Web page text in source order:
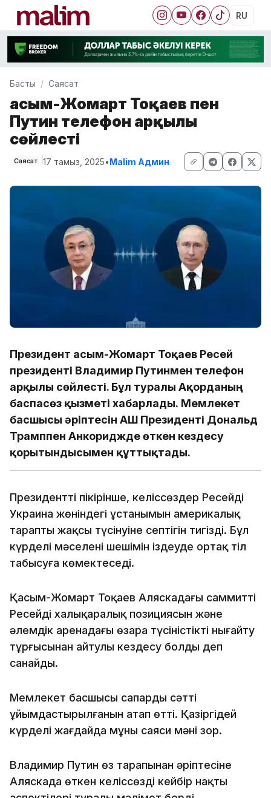
RU
Басты Саясат
Қасым-Жомарт Тоқаев пен
Путин телефон арқылы
сөйлесті
Саясат 17 тамыз, 2025•Malim Админ
Президент Қасым-Жомарт Тоқаев Ресей
президенті Владимир Путинмен телефон
арқылы сөйлесті. Бұл туралы Ақорданың
баспасөз қызметі хабарлады. Мемлекет
басшысы әріптесін АҚШ Президенті Дональд
Трамппен Анкориджде өткен кездесу
қорытындысымен құттықтады.
Президенттің пікірінше, келіссөздер Ресейдің
Украина жөніндегі ұстанымын америкалық
тараптың жақсы түсінуіне септігін тигізді. Бұл
күрделі мәселенің шешімін іздеуде ортақ тіл
табысуға көмектеседі.
Қасым-Жомарт Тоқаев Аляскадағы саммитті
Ресейдің халықаралық позициясын және
әлемдік аренадағы өзара түсіністікті нығайту
тұрғысынан айтулы кездесу болды деп
санайды.
Мемлекет басшысы сапардың сәтті
ұйымдастырылғанын атап өтті. Қазіргідей
күрделі жағдайда мұның саяси мәні зор.
Владимир Путин өз тарапынан әріптесіне
Аляскада өткен келіссөздің кейбір нақты